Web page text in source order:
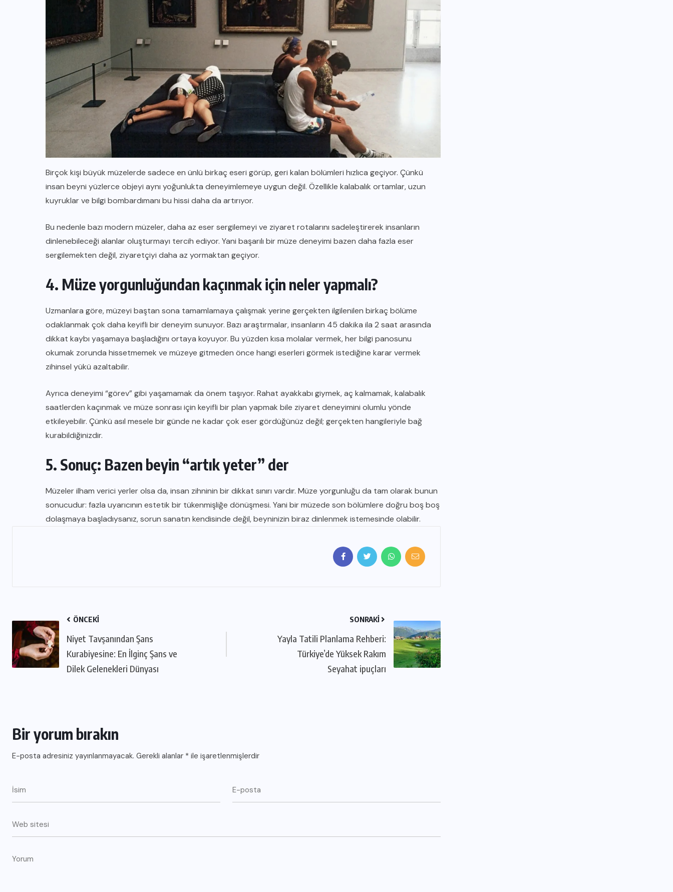
Birçok kişi büyük müzelerde sadece en ünlü birkaç eseri görüp, geri kalan bölümleri hızlıca geçiyor. Çünkü
insan beyni yüzlerce objeyi aynı yoğunlukta deneyimlemeye uygun değil. Özellikle kalabalık ortamlar, uzun
kuyruklar ve bilgi bombardımanı bu hissi daha da artırıyor.
Bu nedenle bazı modern müzeler, daha az eser sergilemeyi ve ziyaret rotalarını sadeleştirerek insanların
dinlenebileceği alanlar oluşturmayı tercih ediyor. Yani başarılı bir müze deneyimi bazen daha fazla eser
sergilemekten değil, ziyaretçiyi daha az yormaktan geçiyor.
4. Müze yorgunluğundan kaçınmak için neler yapmalı?
Uzmanlara göre, müzeyi baştan sona tamamlamaya çalışmak yerine gerçekten ilgilenilen birkaç bölüme
odaklanmak çok daha keyifli bir deneyim sunuyor. Bazı araştırmalar, insanların 45 dakika ila 2 saat arasında
dikkat kaybı yaşamaya başladığını ortaya koyuyor. Bu yüzden kısa molalar vermek, her bilgi panosunu
okumak zorunda hissetmemek ve müzeye gitmeden önce hangi eserleri görmek istediğine karar vermek
zihinsel yükü azaltabilir.
Ayrıca deneyimi “görev” gibi yaşamamak da önem taşıyor. Rahat ayakkabı giymek, aç kalmamak, kalabalık
saatlerden kaçınmak ve müze sonrası için keyifli bir plan yapmak bile ziyaret deneyimini olumlu yönde
etkileyebilir. Çünkü asıl mesele bir günde ne kadar çok eser gördüğünüz değil; gerçekten hangileriyle bağ
kurabildiğinizdir.
5. Sonuç: Bazen beyin “artık yeter” der
Müzeler ilham verici yerler olsa da, insan zihninin bir dikkat sınırı vardır. Müze yorgunluğu da tam olarak bunun
sonucudur: fazla uyarıcının estetik bir tükenmişliğe dönüşmesi. Yani bir müzede son bölümlere doğru boş boş
dolaşmaya başladıysanız, sorun sanatın kendisinde değil, beyninizin biraz dinlenmek istemesinde olabilir.
ÖNCEKI
Niyet Tavşanından Şans
Kurabiyesine: En İlginç Şans ve
Dilek Gelenekleri Dünyası
SONRAKI
Yayla Tatili Planlama Rehberi:
Türkiye’de Yüksek Rakım
Seyahat ipuçları
Bir yorum bırakın
E-posta adresiniz yayınlanmayacak. Gerekli alanlar * ile işaretlenmişlerdir